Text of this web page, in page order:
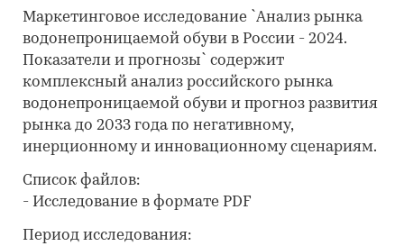
Маркетинговое исследование `Анализ рынка
водонепроницаемой обуви в России - 2024.
Показатели и прогнозы` содержит
комплексный анализ российского рынка
водонепроницаемой обуви и прогноз развития
рынка до 2033 года по негативному,
инерционному и инновационному сценариям.
Список файлов:
- Исследование в формате PDF
Период исследования: